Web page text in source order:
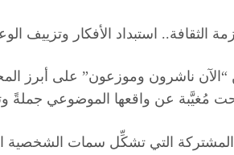
الثقافة.. استبداد الأفكار وتزييف
“الآن ناشرون وموزعون” على أبرز
مُغيَّبة عن واقعها الموضوعي جملةً
التي تشكِّل سمات الشخصية